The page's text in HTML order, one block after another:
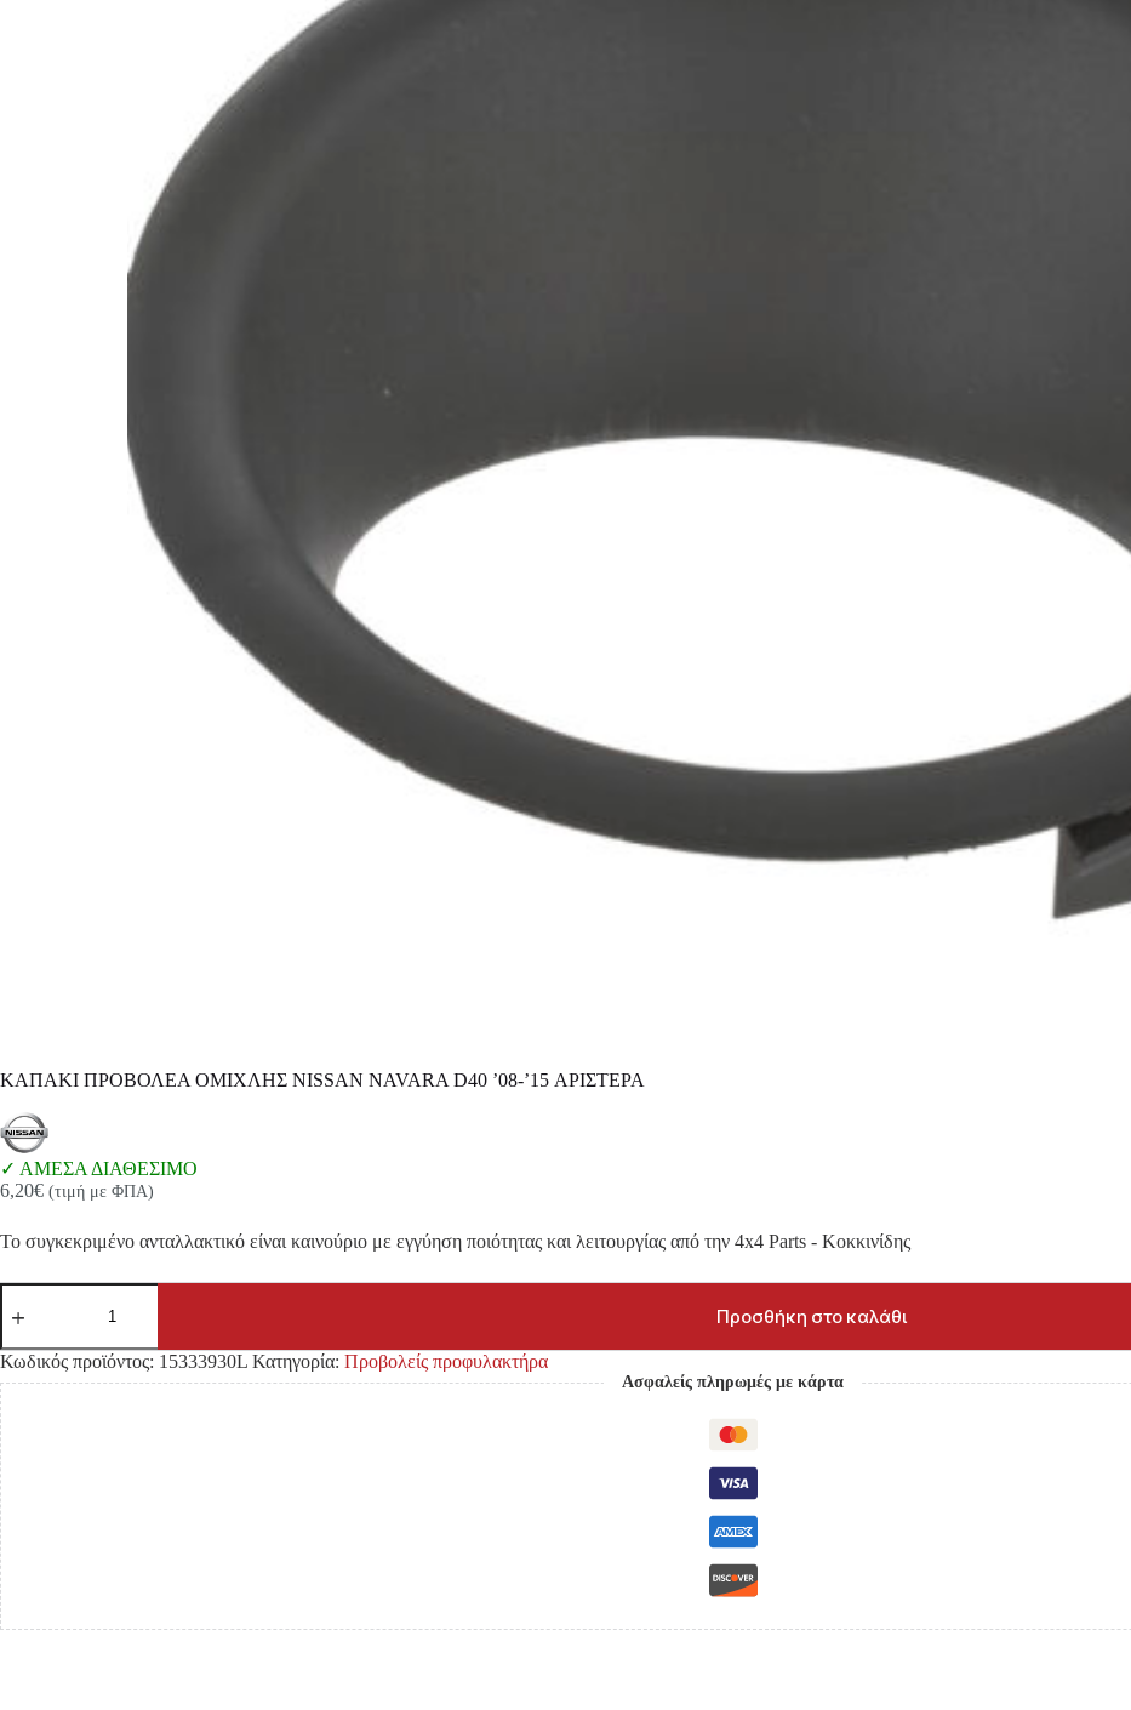
ΚΑΠΑΚΙ ΠΡΟΒΟΛΕΑ ΟΜΙΧΛΗΣ NISSAN NAVARA D40 ’08-’15 ΑΡΙΣΤΕΡΑ
ΑΜΕΣΑ ΔΙΑΘΕΣΙΜΟ
6,20€ (τιμή με ΦΠΑ)
Το συγκεκριμένο ανταλλακτικό είναι καινούριο με εγγύηση ποιότητας και λειτουργίας από την 4x4 Parts - Κοκκινίδης
ΚΑΠΑΚΙ
ΠΡΟΒΟΛΕΑ
NISSAN
NAVARA
D40
'08-
'15
ΑΡΙΣΤΕΡΑ
ποσότητα
Προσθήκη στο καλάθι
Κωδικός προϊόντος: 15333930L Κατηγορία: Προβολείς προφυλακτήρα
Ασφαλείς πληρωμές με κάρτα